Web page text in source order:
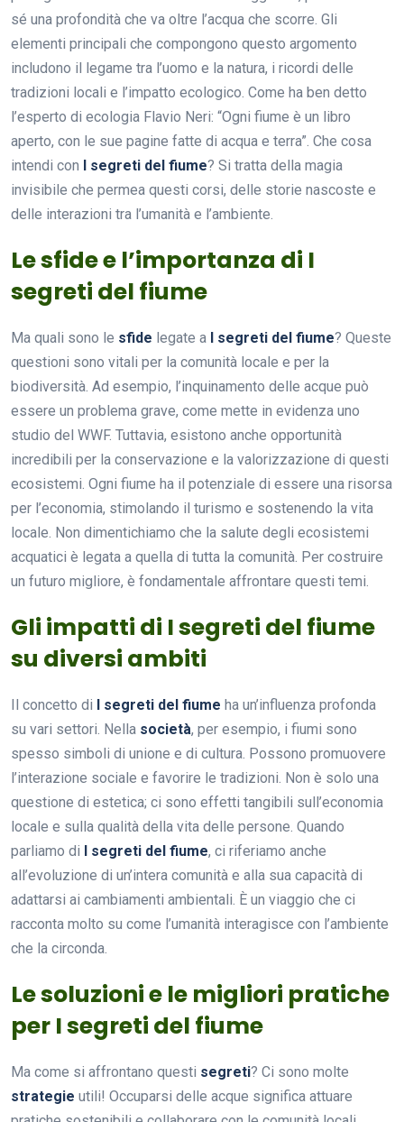
sé una profondità che va oltre l’acqua che scorre. Gli
elementi principali che compongono questo argomento
includono il legame tra l’uomo e la natura, i ricordi delle
tradizioni locali e l’impatto ecologico. Come ha ben detto
l’esperto di ecologia Flavio Neri: “Ogni fiume è un libro
aperto, con le sue pagine fatte di acqua e terra”. Che cosa
intendi con I segreti del fiume? Si tratta della magia
invisibile che permea questi corsi, delle storie nascoste e
delle interazioni tra l’umanità e l’ambiente.
Le sfide e l’importanza di I
segreti del fiume
Ma quali sono le sfide legate a I segreti del fiume? Queste
questioni sono vitali per la comunità locale e per la
biodiversità. Ad esempio, l’inquinamento delle acque può
essere un problema grave, come mette in evidenza uno
studio del WWF. Tuttavia, esistono anche opportunità
incredibili per la conservazione e la valorizzazione di questi
ecosistemi. Ogni fiume ha il potenziale di essere una risorsa
per l’economia, stimolando il turismo e sostenendo la vita
locale. Non dimentichiamo che la salute degli ecosistemi
acquatici è legata a quella di tutta la comunità. Per costruire
un futuro migliore, è fondamentale affrontare questi temi.
Gli impatti di I segreti del fiume
su diversi ambiti
Il concetto di I segreti del fiume ha un’influenza profonda
su vari settori. Nella società, per esempio, i fiumi sono
spesso simboli di unione e di cultura. Possono promuovere
l’interazione sociale e favorire le tradizioni. Non è solo una
questione di estetica; ci sono effetti tangibili sull’economia
locale e sulla qualità della vita delle persone. Quando
parliamo di I segreti del fiume, ci riferiamo anche
all’evoluzione di un’intera comunità e alla sua capacità di
adattarsi ai cambiamenti ambientali. È un viaggio che ci
racconta molto su come l’umanità interagisce con l’ambiente
che la circonda.
Le soluzioni e le migliori pratiche
per I segreti del fiume
Ma come si affrontano questi segreti? Ci sono molte
strategie utili! Occuparsi delle acque significa attuare